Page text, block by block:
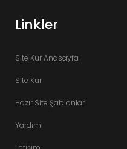
Linkler
Site Kur Anasayfa
Site Kur
Hazır Site Şablonlar
Yardım